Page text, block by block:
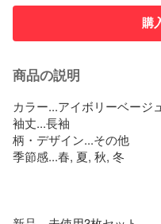
購
商品の説明
カラー...アイボリーベージ
袖丈...長袖
柄・デザイン...その他
季節感...春, 夏, 秋, 冬